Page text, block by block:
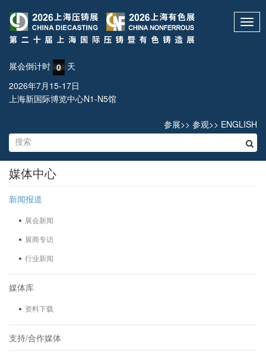
展会倒计时 0 天
2026年7月15-17日
上海新国际博览中心N1-N5馆
参展>> 参观>> ENGLISH
媒体中心
新闻报道
展会新闻
展商专访
行业新闻
媒体库
资料下载
支持/合作媒体